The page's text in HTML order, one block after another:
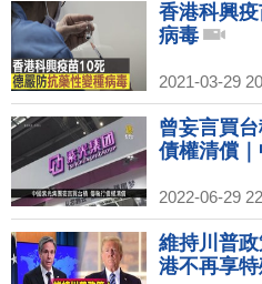
香港科興
病毒
2021-03-29
曾妄言買
債權清償
2022-06-29
維持川普
港不再享